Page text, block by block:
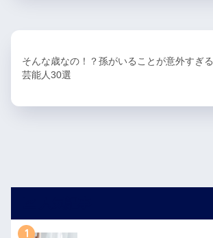
そんな歳なの！？孫がいることが意外すぎる
芸能人30選
1